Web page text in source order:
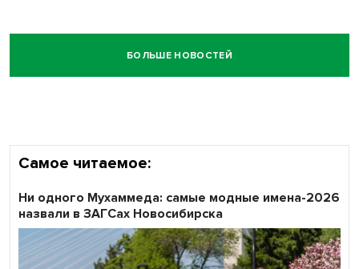
БОЛЬШЕ НОВОСТЕЙ
Самое читаемое:
Ни одного Мухаммеда: самые модные имена-2026
назвали в ЗАГСах Новосибирска